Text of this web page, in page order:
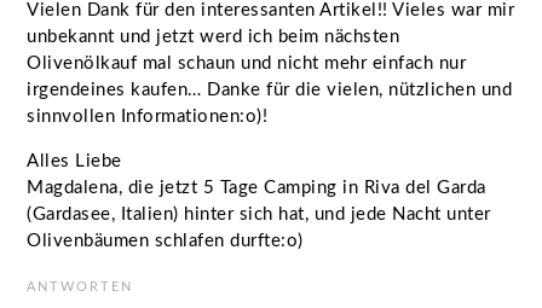
Vielen Dank für den interessanten Artikel!! Vieles war mir
unbekannt und jetzt werd ich beim nächsten
Olivenölkauf mal schaun und nicht mehr einfach nur
irgendeines kaufen… Danke für die vielen, nützlichen und
sinnvollen Informationen:o)!
Alles Liebe
Magdalena, die jetzt 5 Tage Camping in Riva del Garda
(Gardasee, Italien) hinter sich hat, und jede Nacht unter
Olivenbäumen schlafen durfte:o)
ANTWORTEN